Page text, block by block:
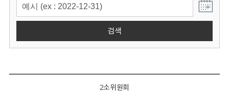
검색
2소위원회